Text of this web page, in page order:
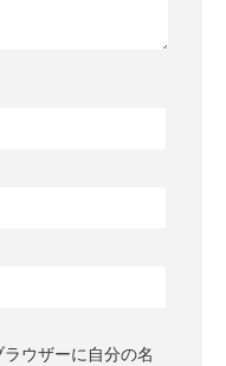
ウザーに自分の名